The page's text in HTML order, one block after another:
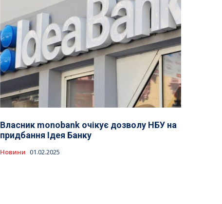
Власник monobank очікує дозволу НБУ на
придбання Ідея Банку
Новини 01.02.2025